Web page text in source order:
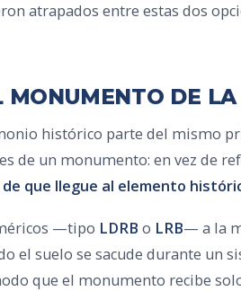
atrapados entre estas dos
MONUMENTO DE
histórico parte del mismo
de un monumento: en vez de
que llegue al elemento
—tipo LDRB o LRB— a la
el suelo se sacude durante un
que el monumento recibe